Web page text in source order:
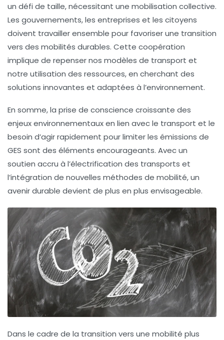
un défi de taille, nécessitant une mobilisation collective.
Les gouvernements, les entreprises et les citoyens
doivent travailler ensemble pour favoriser une transition
vers des mobilités durables. Cette coopération
implique de repenser nos modèles de transport et
notre utilisation des ressources, en cherchant des
solutions innovantes et adaptées à l’environnement.
En somme, la prise de conscience croissante des
enjeux environnementaux en lien avec le transport et le
besoin d’agir rapidement pour limiter les émissions de
GES sont des éléments encourageants. Avec un
soutien accru à l’électrification des transports et
l’intégration de nouvelles méthodes de mobilité, un
avenir durable devient de plus en plus envisageable.
Dans le cadre de la transition vers une mobilité plus